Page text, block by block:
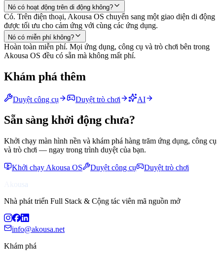
Nó có hoạt động trên di động không?
Có. Trên điện thoại, Akousa OS chuyển sang một giao diện di động
được tối ưu cho cảm ứng với cùng các ứng dụng.
Nó có miễn phí không?
Hoàn toàn miễn phí. Mọi ứng dụng, công cụ và trò chơi bên trong
Akousa OS đều có sẵn mà không mất phí.
Khám phá thêm
Duyệt công cụ Duyệt trò chơi AI
Sẵn sàng khởi động chưa?
Khởi chạy màn hình nền và khám phá hàng trăm ứng dụng, công cụ
và trò chơi — ngay trong trình duyệt của bạn.
Khởi chạy Akousa OS Duyệt công cụ
Duyệt trò chơi
Akousa
Nhà phát triển Full Stack & Cộng tác viên mã nguồn mở
info@akousa.net
Khám phá